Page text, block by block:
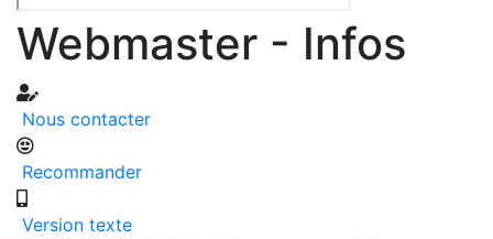
Webmaster - Infos
Nous contacter
Recommander
Version texte